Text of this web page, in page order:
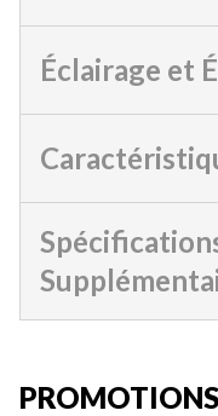
Éclairage et
PROMOTIONS